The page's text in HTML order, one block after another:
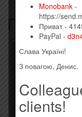
Похожие
Monobank -
https://
Приват -
PayPal -
Слава Україні!
З повагою, Денис.
clients!